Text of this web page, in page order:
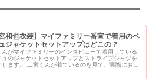
宮和也衣装】マイファミリー番宣で着用のベ
ジャケットセットアップはどこの？
んがマイファミリーのインタビューで着用している
ュのジャケットセットアップとストライプシャツを
が着ているのを見て、実際にお店